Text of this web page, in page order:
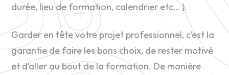
durée, lieu de formation, calendrier etc… ).
Garder en tête votre projet professionnel, c’est la
garantie de faire les bons choix, de rester motivé
et d’aller au bout de la formation. De manière